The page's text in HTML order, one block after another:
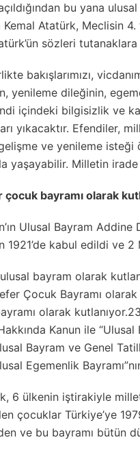
bu yana
Atatürk, Meclisin 4.
sözleri tutanaklara
bakışlarımızı,
yenileme dileğinin,
içindeki bilgisizlik ve
yıkacaktır. Efendiler,
ve yenileme
yaşayabilir. Milletin irade
çocuk bayramı olarak
Ulusal Bayram Addine
1921’de kabul edildi ve 2
ulusal bayram olarak
Çocuk Bayramı
olarak
Kanun ile
Bayram ve Genel
Egemenlik
6 ülkenin iştirakiyle
çocuklar Türkiye’ye
ve bu bayramı bütün